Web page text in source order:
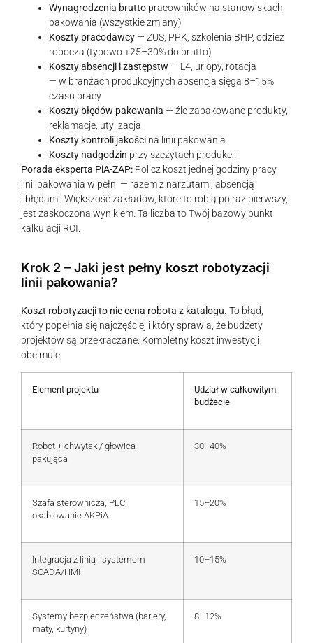
Wynagrodzenia brutto pracowników na stanowiskach
pakowania (wszystkie zmiany)
Koszty pracodawcy — ZUS, PPK, szkolenia BHP, odzież
robocza (typowo +25–30% do brutto)
Koszty absencji i zastępstw — L4, urlopy, rotacja
— w branżach produkcyjnych absencja sięga 8–15%
czasu pracy
Koszty błędów pakowania — źle zapakowane produkty,
reklamacje, utylizacja
Koszty kontroli jakości na linii pakowania
Koszty nadgodzin przy szczytach produkcji
Porada eksperta PiA-ZAP: Policz koszt jednej godziny pracy
linii pakowania w pełni — razem z narzutami, absencją
i błędami. Większość zakładów, które to robią po raz pierwszy,
jest zaskoczona wynikiem. Ta liczba to Twój bazowy punkt
kalkulacji ROI.
Krok 2 – Jaki jest pełny koszt robotyzacji
linii pakowania?
Koszt robotyzacji to nie cena robota z katalogu. To błąd,
który popełnia się najczęściej i który sprawia, że budżety
projektów są przekraczane. Kompletny koszt inwestycji
obejmuje:
Element projektu
Udział w całkowitym
budżecie
Robot + chwytak / głowica
pakująca
30–40%
Szafa sterownicza, PLC,
okablowanie AKPiA
15–20%
Integracja z linią i systemem
SCADA/HMI
10–15%
Systemy bezpieczeństwa (bariery,
maty, kurtyny)
8–12%